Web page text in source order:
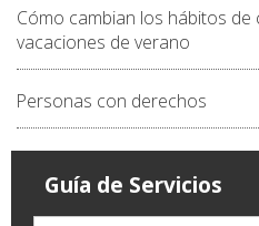
Cómo cambian los hábitos
vacaciones de verano
Personas con derechos
Guía de Servicios